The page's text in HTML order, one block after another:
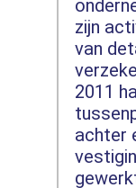
zijn
van
2011
achter